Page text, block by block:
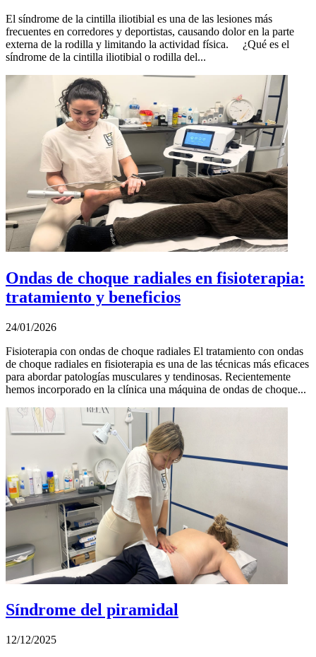
El síndrome de la cintilla iliotibial es una de las lesiones más
frecuentes en corredores y deportistas, causando dolor en la parte
externa de la rodilla y limitando la actividad física. ¿Qué es el
síndrome de la cintilla iliotibial o rodilla del...
Ondas de choque radiales en fisioterapia:
tratamiento y beneficios
24/01/2026
Fisioterapia con ondas de choque radiales El tratamiento con ondas
de choque radiales en fisioterapia es una de las técnicas más eficaces
para abordar patologías musculares y tendinosas. Recientemente
hemos incorporado en la clínica una máquina de ondas de choque...
Síndrome del piramidal
12/12/2025